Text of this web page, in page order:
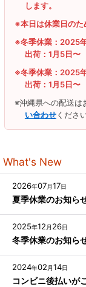
します。
※本日は休業日のた
※冬季休業：2025
出荷：1月5日〜
※冬季休業：2025
出荷：1月5日〜
※沖縄県への配送は
い合わせくださ
What's New
2026年07月17日
夏季休業のお知ら
2025年12 月 26日
冬季休業のお知ら
2024年02 月14日
コンビニ後払いが